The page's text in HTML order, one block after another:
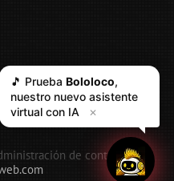
de contenidos:
🎵 Prueba Bololoco,
nuestro nuevo asistente
virtual con IA
✕